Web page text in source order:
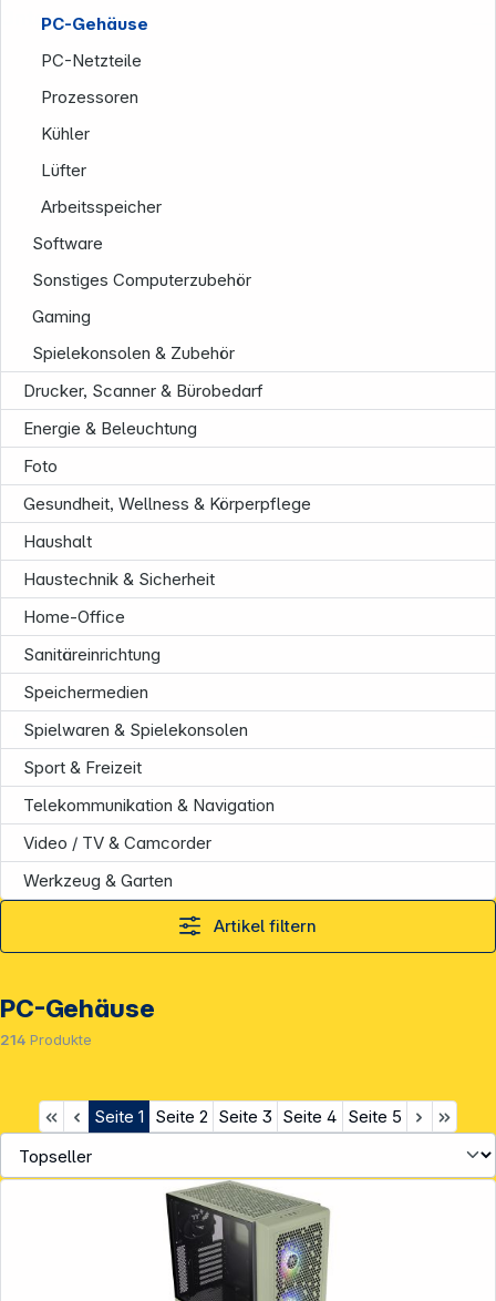
PC-Gehäuse
PC-Netzteile
Prozessoren
Kühler
Lüfter
Arbeitsspeicher
Software
Sonstiges Computerzubehör
Gaming
Spielekonsolen & Zubehör
Drucker, Scanner & Bürobedarf
Energie & Beleuchtung
Foto
Gesundheit, Wellness & Körperpflege
Haushalt
Haustechnik & Sicherheit
Home-Office
Sanitäreinrichtung
Speichermedien
Spielwaren & Spielekonsolen
Sport & Freizeit
Telekommunikation & Navigation
Video / TV & Camcorder
Werkzeug & Garten
Artikel filtern
PC-Gehäuse
214 Produkte
Seite 1 Seite 2 Seite 3 Seite 4 Seite 5
Unternehmen
Informationen